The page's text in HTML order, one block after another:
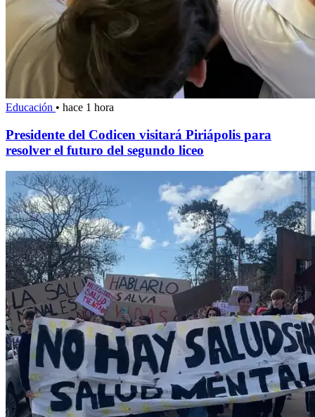
Educación • hace 1 hora
Presidente del Codicen visitará Piriápolis para
resolver el futuro del segundo liceo